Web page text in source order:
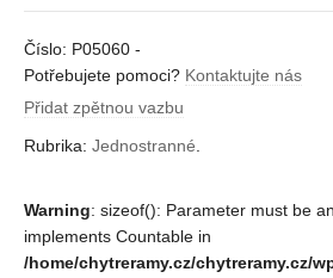
Buďte první, kdo napíše recenzi
Musíte býtpřihlášenípro přidání recenze.
Číslo: P05060 -
Potřebujete pomoci? Kontaktujte nás
Přidat zpětnou vazbu
Rubrika: Jednostranné
Warning: sizeof(): Parameter must be
implements Countable in
/home/chytreramy.cz/chytreramy.cz/